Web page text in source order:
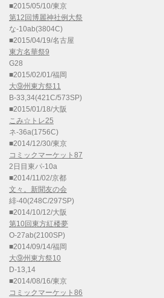
■2015/05/10/東京
第12回博麗神社例大祭
な-10ab(3804C)
■2015/04/19/名古屋
東方名華祭9
G28
■2015/02/01/福岡
大⑨州東方祭11
B-33,34(421C/573SP)
■2015/01/18/大阪
こみ☆トレ25
ネ-36a(1756C)
■2014/12/30/東京
コミックマーケット87
2日目東パ-10a
■2014/11/02/京都
文々。新聞友の会
緋-40(248C/297SP)
■2014/10/12/大阪
第10回東方紅楼夢
O-27ab(2100SP)
■2014/09/14/福岡
大⑨州東方祭10
D-13,14
■2014/08/16/東京
コミックマーケット86